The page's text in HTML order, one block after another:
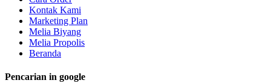
Kontak Kami
Marketing Plan
Melia Biyang
Melia Propolis
Beranda
Pencarian in google